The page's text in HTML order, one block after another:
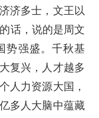
济多士，文王以
话，说的是周文
势强盛。千秋基
复兴，人才越多
人力资源大国，
多人大脑中蕴藏